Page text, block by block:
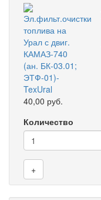
40,00 руб.
Количество
+